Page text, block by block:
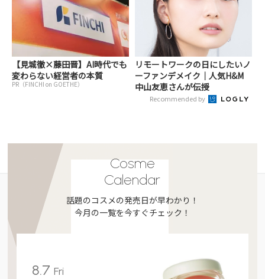
【見城徹×藤田晋】AI時代でも
変わらない経営者の本質
PR（FINCHI on GOETHE）
リモートワークの日にしたいノ
ーファンデメイク｜人気H&M
中山友恵さんが伝授
Recommended by
Cosme
Calendar
話題のコスメの発売日が早わかり！
今月の一覧を今すぐチェック！
8.7 Fri